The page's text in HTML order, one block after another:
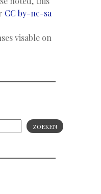
CC by-nc-sa
visable on
ZOEKEN